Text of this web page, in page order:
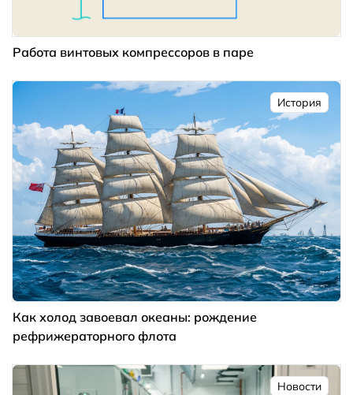
Работа винтовых компрессоров в паре
История
Как холод завоевал океаны: рождение
рефрижераторного флота
Новости